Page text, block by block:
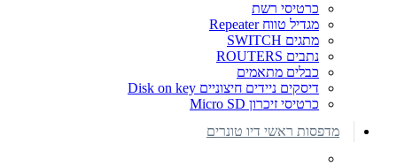
כרטיסי רשת
מגדיל טווח Repeater
מתגים SWITCH
נתבים ROUTERS
כבלים מתאמים
דיסקים ניידים חיצוניים Disk on key
כרטיסי זיכרון Micro SD
מדפסות ראשי דיו טונרים